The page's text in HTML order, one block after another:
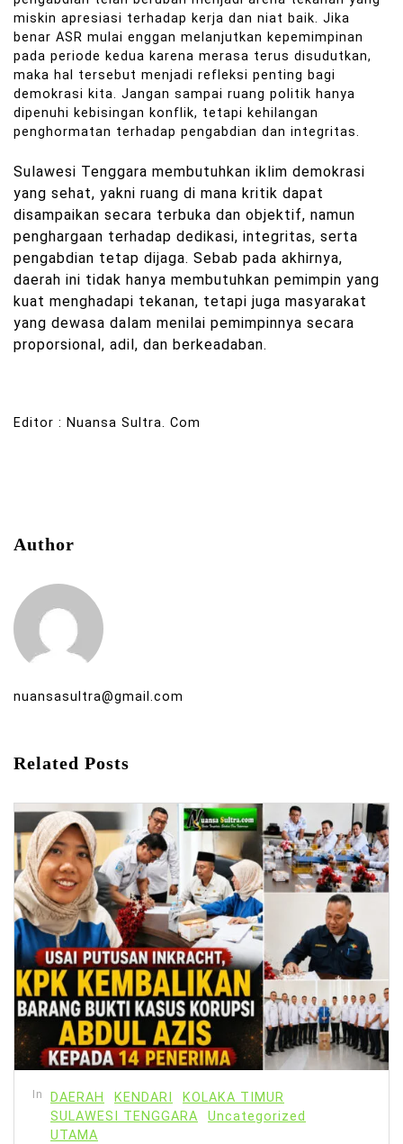
miskin apresiasi terhadap kerja dan niat baik. Jika
benar ASR mulai enggan melanjutkan kepemimpinan
pada periode kedua karena merasa terus disudutkan,
maka hal tersebut menjadi refleksi penting bagi
demokrasi kita. Jangan sampai ruang politik hanya
dipenuhi kebisingan konflik, tetapi kehilangan
penghormatan terhadap pengabdian dan integritas.
Sulawesi Tenggara membutuhkan iklim demokrasi
yang sehat, yakni ruang di mana kritik dapat
disampaikan secara terbuka dan objektif, namun
penghargaan terhadap dedikasi, integritas, serta
pengabdian tetap dijaga. Sebab pada akhirnya,
daerah ini tidak hanya membutuhkan pemimpin yang
kuat menghadapi tekanan, tetapi juga masyarakat
yang dewasa dalam menilai pemimpinnya secara
proporsional, adil, dan berkeadaban.
Editor : Nuansa Sultra. Com
Author
nuansasultra@gmail.com
Related Posts
In DAERAH KENDARI
KOLAKA TIMUR
SULAWESI TENGGARA
Uncategorized
UTAMA